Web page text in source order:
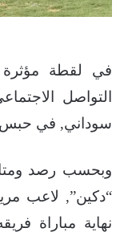
في لقطة
التواصل
سوداني, في حبس
وبحسب رصد
“دكين”, لاعب
نهاية مباراة